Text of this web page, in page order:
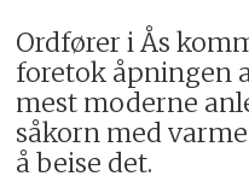
Ordfører i Ås
foretok åpningen
mest moderne
såkorn med
å beise det.